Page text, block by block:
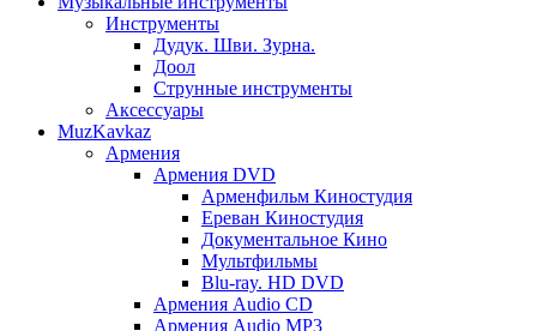
Инструменты
Дудук. Шви. Зурна.
Доол
Струнные инструменты
Аксессуары
MuzKavkaz
Армения
Армения DVD
Арменфильм Киностудия
Ереван Киностудия
Документальное Кино
Мультфильмы
Blu-ray. HD DVD
Армения Audio CD
Армения Audio MP3